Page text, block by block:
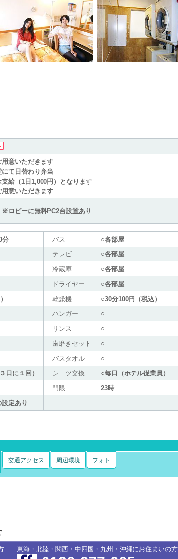
意いただきます
て日替わり弁当
給（1日1,000円）となります
意いただきます
ビーに無料PC2台設置あり
分 バス
○各部屋
テレビ
○各部屋
冷蔵庫
○各部屋
ドライヤー
○各部屋
乾燥機
○30分100円（税込）
ハンガー
○
リンス
○
歯磨きセット
○
バスタオル
○
日に１回） シーツ交換
○毎日（ホテル従業員）
門限
23時
定あり
交通アクセス 周辺環境 フォト
東海・北陸・関西・中四国・九州・沖縄にお住まいの方